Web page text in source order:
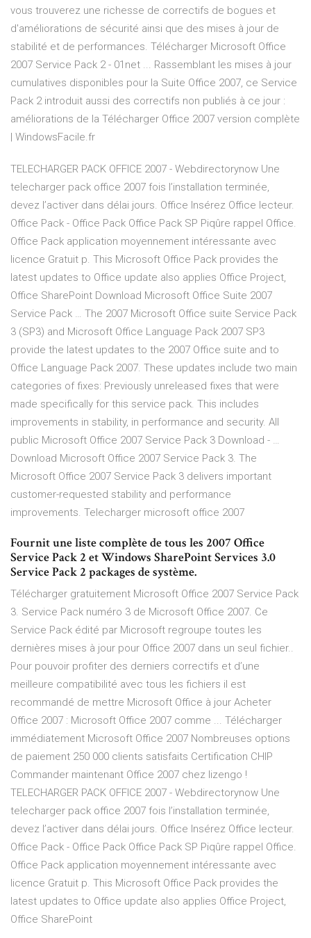
vous trouverez une richesse de correctifs de bogues et
d'améliorations de sécurité ainsi que des mises à jour de
stabilité et de performances. Télécharger Microsoft Office
2007 Service Pack 2 - 01net ... Rassemblant les mises à jour
cumulatives disponibles pour la Suite Office 2007, ce Service
Pack 2 introduit aussi des correctifs non publiés à ce jour :
améliorations de la Télécharger Office 2007 version complète
| WindowsFacile.fr
TELECHARGER PACK OFFICE 2007 - Webdirectorynow Une
telecharger pack office 2007 fois l’installation terminée,
devez l’activer dans délai jours. Office Insérez Office lecteur.
Office Pack - Office Pack Office Pack SP Piqûre rappel Office.
Office Pack application moyennement intéressante avec
licence Gratuit p. This Microsoft Office Pack provides the
latest updates to Office update also applies Office Project,
Office SharePoint Download Microsoft Office Suite 2007
Service Pack … The 2007 Microsoft Office suite Service Pack
3 (SP3) and Microsoft Office Language Pack 2007 SP3
provide the latest updates to the 2007 Office suite and to
Office Language Pack 2007. These updates include two main
categories of fixes: Previously unreleased fixes that were
made specifically for this service pack. This includes
improvements in stability, in performance and security. All
public Microsoft Office 2007 Service Pack 3 Download - …
Download Microsoft Office 2007 Service Pack 3. The
Microsoft Office 2007 Service Pack 3 delivers important
customer-requested stability and performance
improvements. Telecharger microsoft office 2007
Fournit une liste complète de tous les 2007 Office
Service Pack 2 et Windows SharePoint Services 3.0
Service Pack 2 packages de système.
Télécharger gratuitement Microsoft Office 2007 Service Pack
3. Service Pack numéro 3 de Microsoft Office 2007. Ce
Service Pack édité par Microsoft regroupe toutes les
dernières mises à jour pour Office 2007 dans un seul fichier..
Pour pouvoir profiter des derniers correctifs et d’une
meilleure compatibilité avec tous les fichiers il est
recommandé de mettre Microsoft Office à jour Acheter
Office 2007 : Microsoft Office 2007 comme ... Télécharger
immédiatement Microsoft Office 2007 Nombreuses options
de paiement 250 000 clients satisfaits Certification CHIP
Commander maintenant Office 2007 chez lizengo !
TELECHARGER PACK OFFICE 2007 - Webdirectorynow Une
telecharger pack office 2007 fois l’installation terminée,
devez l’activer dans délai jours. Office Insérez Office lecteur.
Office Pack - Office Pack Office Pack SP Piqûre rappel Office.
Office Pack application moyennement intéressante avec
licence Gratuit p. This Microsoft Office Pack provides the
latest updates to Office update also applies Office Project,
Office SharePoint